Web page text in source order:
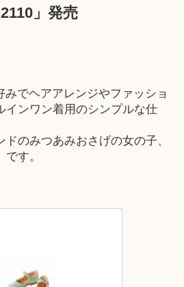
」発売
でヘアアレンジやファッショ
インワン着用のシンプルな仕
のみつあみおさげの女の子、
です。